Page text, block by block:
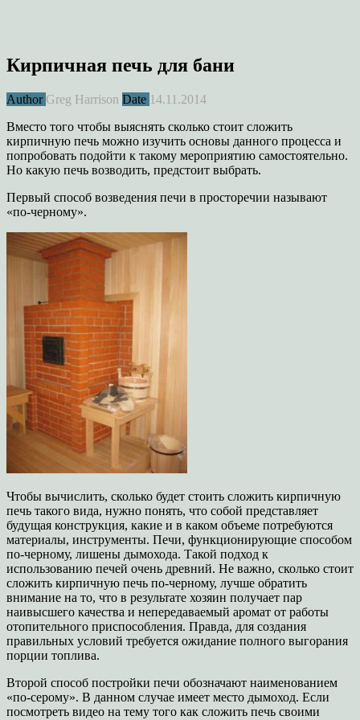
Кирпичная печь для бани
Author Greg Harrison Date 14.11.2014
Вместо того чтобы выяснять сколько стоит сложить
кирпичную печь можно изучить основы данного процесса и
попробовать подойти к такому мероприятию самостоятельно.
Но какую печь возводить, предстоит выбрать.
Первый способ возведения печи в просторечии называют
«по-черному».
Чтобы вычислить, сколько будет стоить сложить кирпичную
печь такого вида, нужно понять, что собой представляет
будущая конструкция, какие и в каком объеме потребуются
материалы, инструменты. Печи, функционирующие способом
по-черному, лишены дымохода. Такой подход к
использованию печей очень древний. Не важно, сколько стоит
сложить кирпичную печь по-черному, лучше обратить
внимание на то, что в результате хозяин получает пар
наивысшего качества и непередаваемый аромат от работы
отопительного приспособления. Правда, для создания
правильных условий требуется ожидание полного выгорания
порции топлива.
Второй способ постройки печи обозначают наименованием
«по-серому». В данном случае имеет место дымоход. Если
посмотреть видео на тему того как сложить печь своими